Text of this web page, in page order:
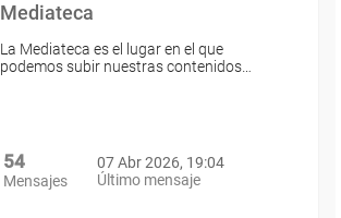
Mediateca
La Mediateca es el lugar en el que
podemos subir nuestras contenidos…
54
Mensajes
07 Abr 2026, 19:04
Último mensaje